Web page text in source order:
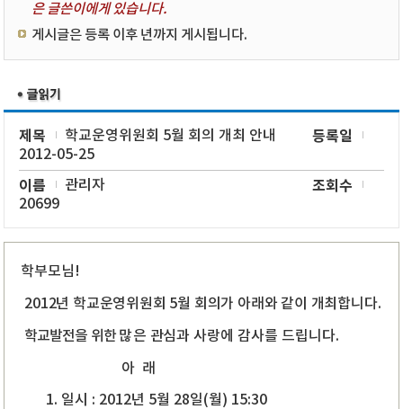
은 글쓴이에게 있습니다.
게시글은 등록 이후 년까지 게시됩니다.
제목 학교운영위원회 5월 회의 개최 안내 등록일
2012-05-25
이름 관리자 조회수
20699
학부모님!
2012년 학교운영위원회 5월 회의가 아래와 같이 개최합니다.
학교발전을 위한많은 관심과 사랑에 감사를 드립니다.
아 래
1. 일시 : 2012년 5월 28일(월) 15:30